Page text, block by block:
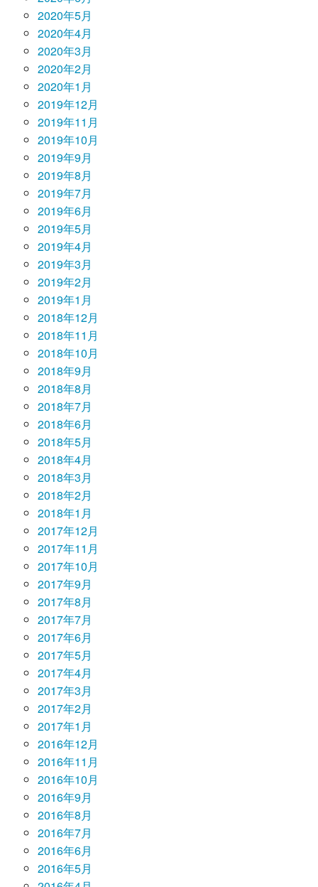
2020年5月
2020年4月
2020年3月
2020年2月
2020年1月
2019年12月
2019年11月
2019年10月
2019年9月
2019年8月
2019年7月
2019年6月
2019年5月
2019年4月
2019年3月
2019年2月
2019年1月
2018年12月
2018年11月
2018年10月
2018年9月
2018年8月
2018年7月
2018年6月
2018年5月
2018年4月
2018年3月
2018年2月
2018年1月
2017年12月
2017年11月
2017年10月
2017年9月
2017年8月
2017年7月
2017年6月
2017年5月
2017年4月
2017年3月
2017年2月
2017年1月
2016年12月
2016年11月
2016年10月
2016年9月
2016年8月
2016年7月
2016年6月
2016年5月